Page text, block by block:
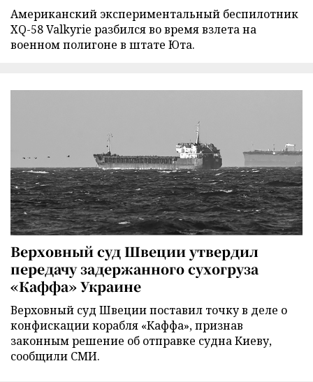
Американский экспериментальный беспилотник
XQ-58 Valkyrie разбился во время взлета на
военном полигоне в штате Юта.
Верховный суд Швеции утвердил
передачу задержанного сухогруза
«Каффа» Украине
Верховный суд Швеции поставил точку в деле о
конфискации корабля «Каффа», признав
законным решение об отправке судна Киеву,
сообщили СМИ.